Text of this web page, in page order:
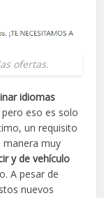
ofertas.
idiomas
pero eso es solo
un requisito
manera muy
y de vehículo
A pesar de
nuevos